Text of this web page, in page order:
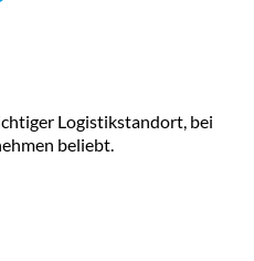
Logistikstandort, bei
beliebt.